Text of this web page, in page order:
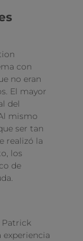
con
no eran
El mayor
del
mismo
ser tan
realizó la
los
de
Patrick
experiencia